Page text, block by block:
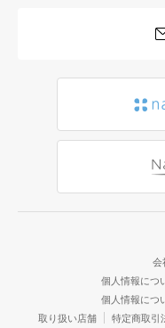
会
個人情報につ
個人情報につ
取り扱い店舗
特定商取引